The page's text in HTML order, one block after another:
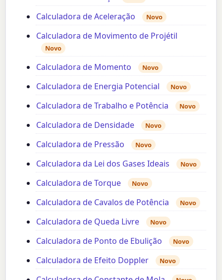
Calculadora de Aceleração Novo
Calculadora de Movimento de Projétil
Novo
Calculadora de Momento Novo
Calculadora de Energia Potencial Novo
Calculadora de Trabalho e Potência Novo
Calculadora de Densidade Novo
Calculadora de Pressão Novo
Calculadora da Lei dos Gases Ideais Novo
Calculadora de Torque Novo
Calculadora de Cavalos de Potência Novo
Calculadora de Queda Livre Novo
Calculadora de Ponto de Ebulição Novo
Calculadora de Efeito Doppler Novo